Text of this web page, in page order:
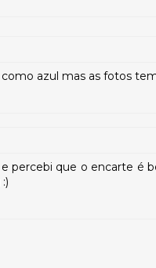
azul mas as fotos
percebi que o encarte é